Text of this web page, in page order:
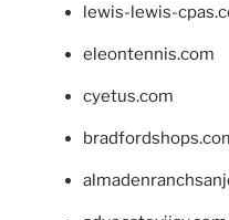
lewis-lewis-
eleontennis.com
cyetus.com